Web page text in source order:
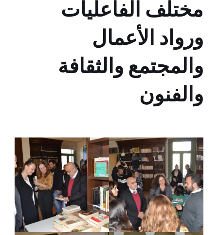
مختلف الفاعليات
ورواد الأعمال
والمجتمع والثقافة
والفنون